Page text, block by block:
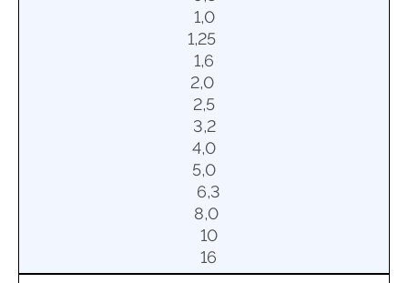
1,0
1,25
1,6
2,0
2,5
3,2
4,0
5,0
6,3
8,0
10
16